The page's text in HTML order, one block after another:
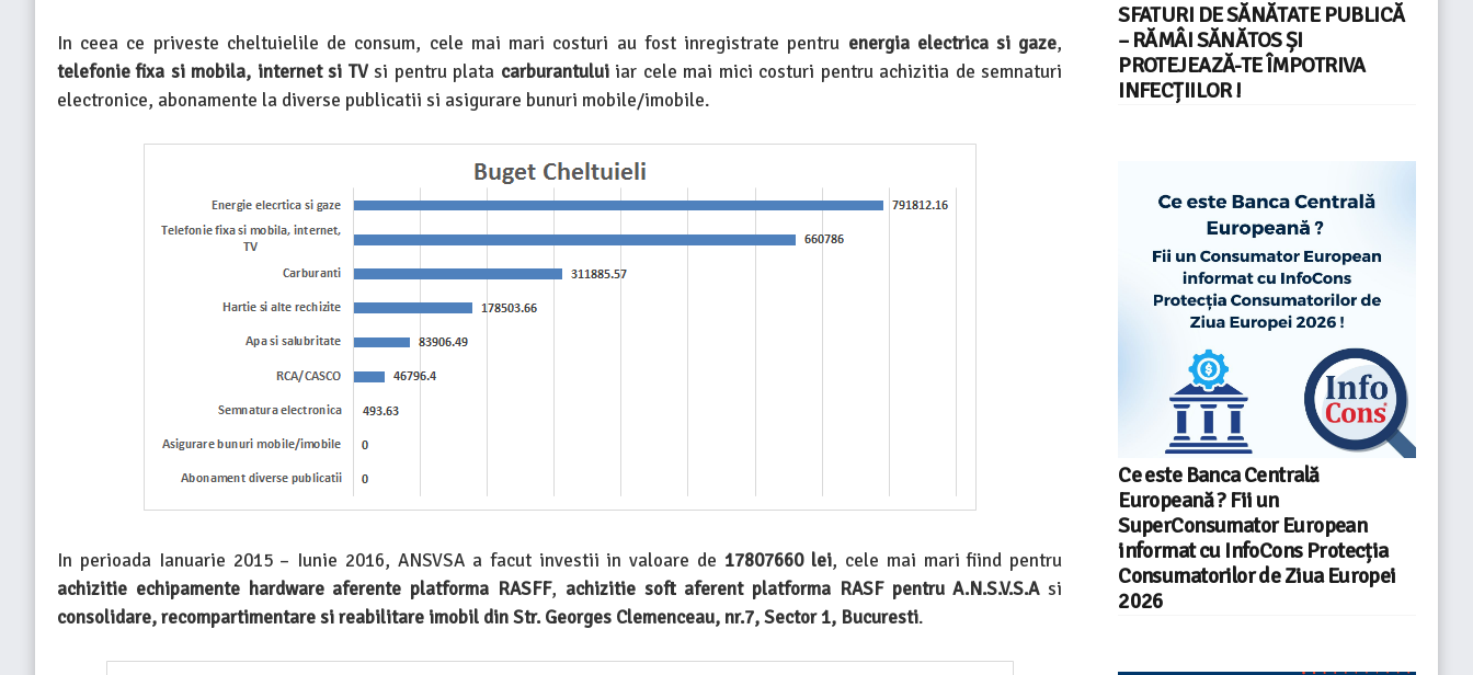
In ceea ce priveste cheltuielile de consum, cele mai mari costuri au fost inregistrate pentru energia electrica si gaze,
telefonie fixa si mobila, internet si TVsi pentru plata carburantuluiiar cele mai mici costuri pentru achizitia de semnaturi
electronice, abonamente la diverse publicatii si asigurare bunuri mobile/imobile.
In perioada Ianuarie 2015 – Iunie 2016, ANSVSA a facut investii in valoare de 17807660 lei, cele mai mari fiind pentru
achizitie echipamente hardware aferente platforma RASFF, achizitie soft aferent platforma RASF pentru A.N.S.V.S.Asi
consolidare, recompartimentare si reabilitare imobil din Str. Georges Clemenceau, nr.7, Sector 1, Bucuresti.
SFATURI DE SĂNĂTATE PUBLICĂ
– RĂMÂI SĂNĂTOS ȘI
PROTEJEAZĂ-TE ÎMPOTRIVA
INFECȚIILOR !
Ce este Banca Centrală
Europeană ? Fii un
SuperConsumator European
informat cu InfoCons Protecția
Consumatorilor de Ziua Europei
2026